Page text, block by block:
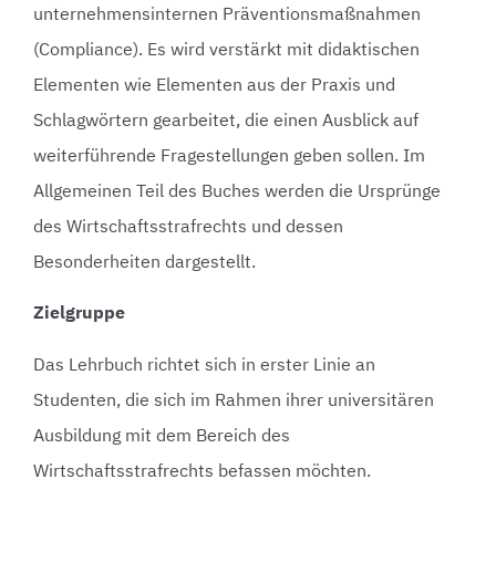
unternehmensinternen Präventionsmaßnahmen
(Compliance). Es wird verstärkt mit didaktischen
Elementen wie Elementen aus der Praxis und
Schlagwörtern gearbeitet, die einen Ausblick auf
weiterführende Fragestellungen geben sollen. Im
Allgemeinen Teil des Buches werden die Ursprünge
des Wirtschaftsstrafrechts und dessen
Besonderheiten dargestellt.
Zielgruppe
Das Lehrbuch richtet sich in erster Linie an
Studenten, die sich im Rahmen ihrer universitären
Ausbildung mit dem Bereich des
Wirtschaftsstrafrechts befassen möchten.